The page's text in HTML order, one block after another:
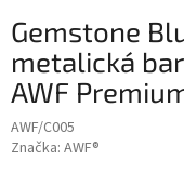
Gemstone
metalická
AWF
AWF/C005
Značka: AWF®